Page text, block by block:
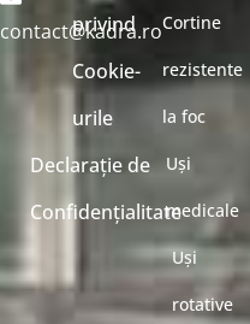
contact@kadra.ro
privind
Cookie-
urile
Declarație de
Confidențialitate
Cortine
rezistente
la foc
Uși
medicale
Uși
rotative